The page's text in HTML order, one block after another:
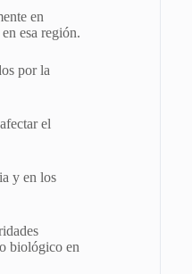
en
esa región.
por la
el
y en los
biológico en